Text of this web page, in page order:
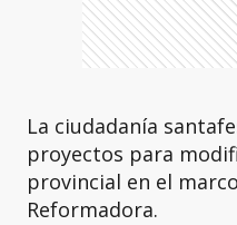
La ciudadanía
proyectos para
provincial en el
Reformadora.